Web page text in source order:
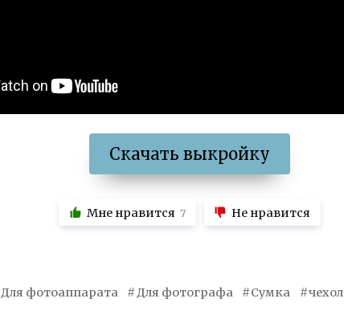
Скачать выкройку
Мне нравится 7 Не нравится
Для фотоаппарата Для фотографа Сумка чехол